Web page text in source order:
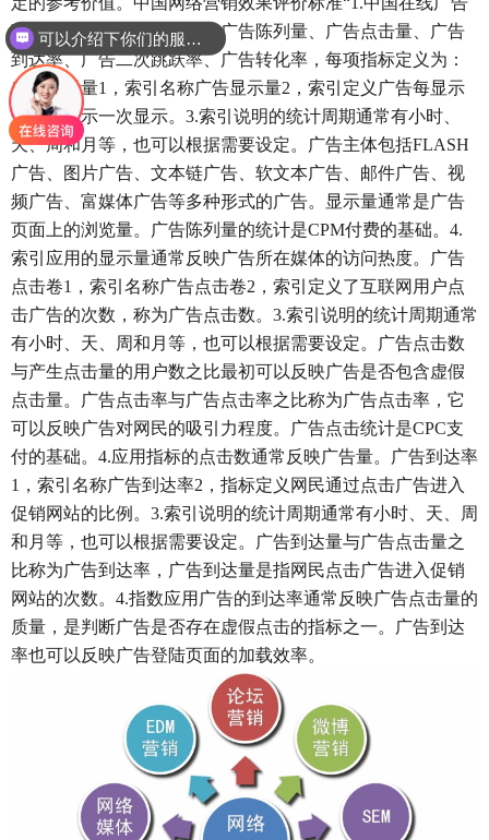
营销效果数据分析指标包括广告陈列量、广告点击量、广告
到达率、广告二次跳跃率、广告转化率，每项指标定义为：
广告显示量1，索引名称广告显示量2，索引定义广告每显示
一次，表示一次显示。3.索引说明的统计周期通常有小时、
天、周和月等，也可以根据需要设定。广告主体包括FLASH
广告、图片广告、文本链广告、软文本广告、邮件广告、视
频广告、富媒体广告等多种形式的广告。显示量通常是广告
页面上的浏览量。广告陈列量的统计是CPM付费的基础。4.
索引应用的显示量通常反映广告所在媒体的访问热度。广告
点击卷1，索引名称广告点击卷2，索引定义了互联网用户点
击广告的次数，称为广告点击数。3.索引说明的统计周期通常
有小时、天、周和月等，也可以根据需要设定。广告点击数
与产生点击量的用户数之比最初可以反映广告是否包含虚假
点击量。广告点击率与广告点击率之比称为广告点击率，它
可以反映广告对网民的吸引力程度。广告点击统计是CPC支
付的基础。4.应用指标的点击数通常反映广告量。广告到达率
1，索引名称广告到达率2，指标定义网民通过点击广告进入
促销网站的比例。3.索引说明的统计周期通常有小时、天、周
和月等，也可以根据需要设定。广告到达量与广告点击量之
比称为广告到达率，广告到达量是指网民点击广告进入促销
网站的次数。4.指数应用广告的到达率通常反映广告点击量的
质量，是判断广告是否存在虚假点击的指标之一。广告到达
率也可以反映广告登陆页面的加载效率。